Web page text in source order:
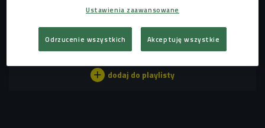
12:35
Dawid Wawrzyszyn opowiada o swoim filmie o
sneakerheadach"TOOMANYKICKS" (Pierwsze
słyszę/Czwórka)
Ustawienia zaawansowane
Odrzucenie wszystkich Akceptuję wszystkie